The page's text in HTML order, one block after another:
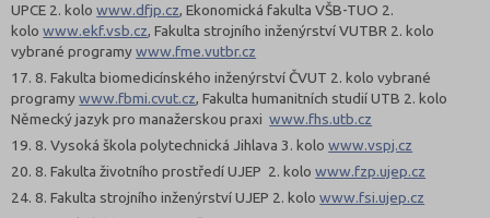
UPCE 2. kolowww.dfjp.cz, Ekonomická fakulta VŠB-TUO 2.
kolowww.ekf.vsb.cz, Fakulta strojního inženýrství VUTBR 2. kolo
vybrané programywww.fme.vutbr.cz
17. 8. Fakulta biomedicínského inženýrství ČVUT 2. kolo vybrané
programywww.fbmi.cvut.cz, Fakulta humanitních studií UTB 2. kolo
Německý jazyk pro manažerskou praxiwww.fhs.utb.cz
19. 8.Vysoká škola polytechnická Jihlava 3. kolowww.vspj.cz
20. 8.Fakulta životního prostředí UJEP 2. kolowww.fzp.ujep.cz
24. 8. Fakulta strojního inženýrství UJEP 2. kolowww.fsi.ujep.cz